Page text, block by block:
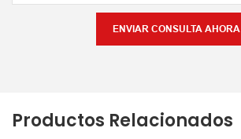
ENVIAR CONSULTA AHORA
Productos Relacionados